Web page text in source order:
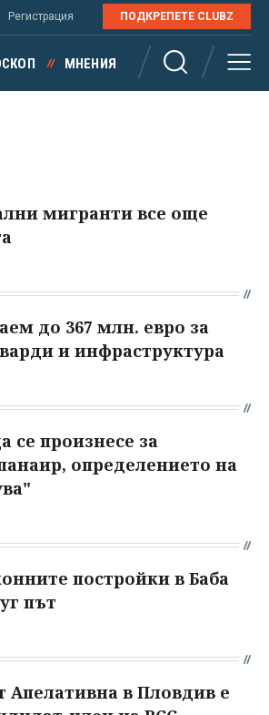
Регистрация ПОДКРЕПЕТЕ CLUBZ
МНЕНИЯ
мигранти все още
до 367 млн. евро за
и инфраструктура
произнесе за
определението на
постройки в Баба
път
Апелативна в Пловдив е